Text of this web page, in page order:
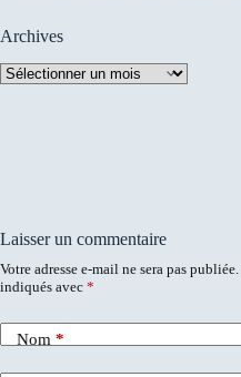
Archives
Archives
Laisser un commentaire
Votre adresse e-mail ne sera pas publiée.
indiqués avec *
Nom *